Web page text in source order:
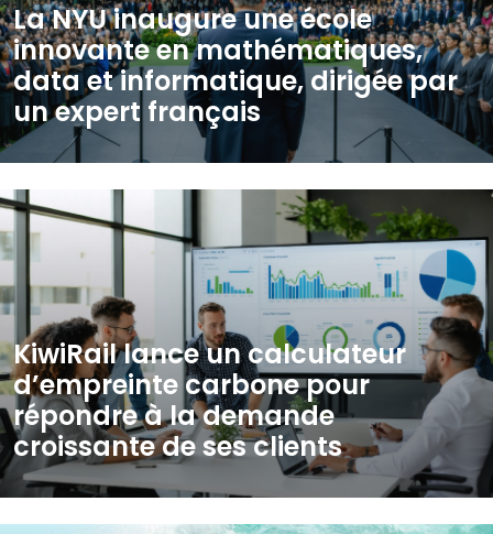
La NYU inaugure une école
innovante en mathématiques,
data et informatique, dirigée par
un expert français
KiwiRail lance un calculateur
d’empreinte carbone pour
répondre à la demande
croissante de ses clients